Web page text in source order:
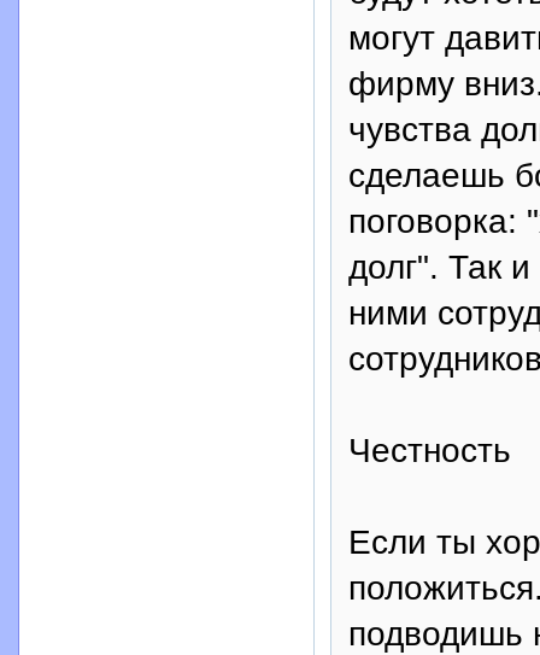
могут
фирму
чувства
сделаешь
поговорка:
долг". Так
ними
Честность
Если ты
подводишь